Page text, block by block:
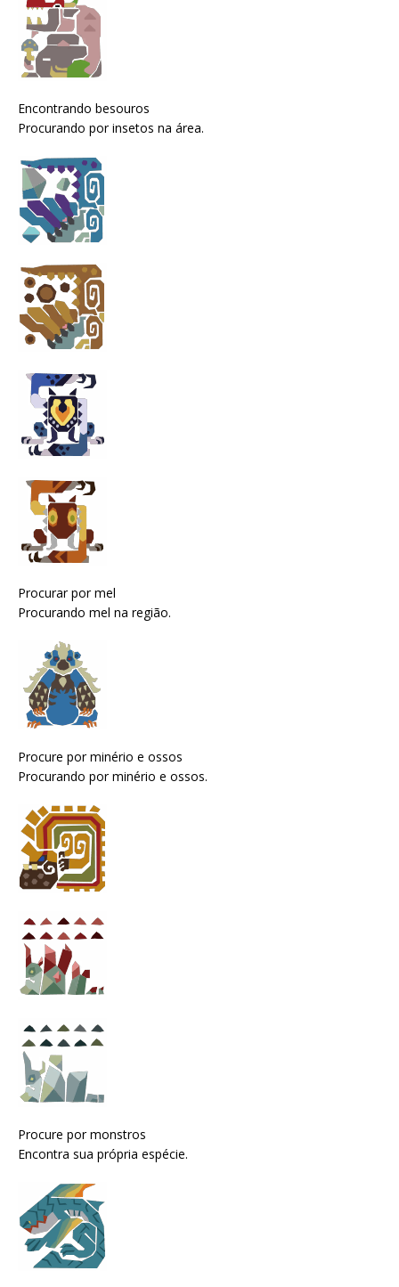
Encontrando besouros
Procurando por insetos na área.
Procurar por mel
Procurando mel na região.
Procure por minério e ossos
Procurando por minério e ossos.
Procure por monstros
Encontra sua própria espécie.